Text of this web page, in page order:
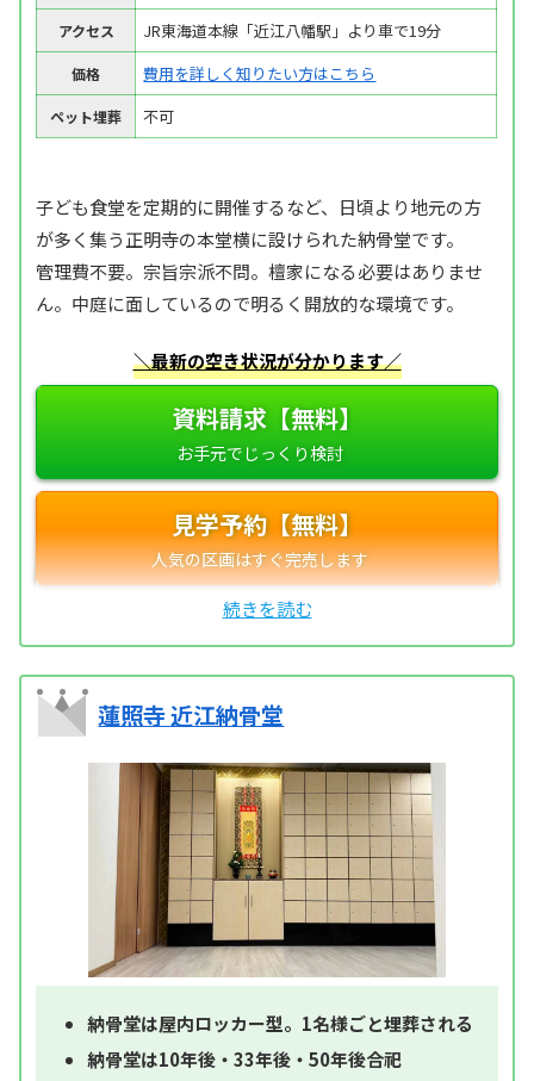
アクセス JR東海道本線「近江八幡駅」より車で19分
価格 費用を詳しく知りたい方はこちら
ペット埋葬 不可
子ども食堂を定期的に開催するなど、日頃より地元の方
が多く集う正明寺の本堂横に設けられた納骨堂です。
管理費不要。宗旨宗派不問。檀家になる必要はありませ
ん。中庭に面しているので明るく開放的な環境です。
＼最新の空き状況が分かります／
資料請求【無料】
見学予約【無料】
蓮照寺 近江納骨堂
納骨堂は屋内ロッカー型。1名様ごと埋葬される
納骨堂は10年後・33年後・50年後合祀